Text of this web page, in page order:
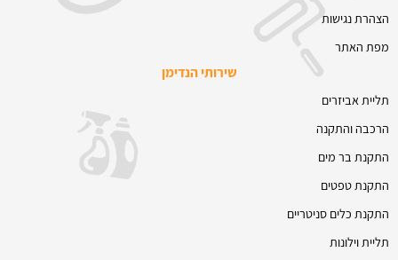
הצהרת נגישות
מפת האתר
שירותי הנדימן
תליית אביזרים
הרכבה והתקנה
התקנת בר מים
התקנת טפטים
התקנת כלים סניטריים
תליית וילונות